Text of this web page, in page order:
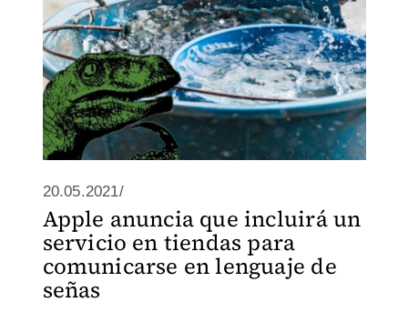
20.05.2021/
Apple anuncia que incluirá un
servicio en tiendas para
comunicarse en lenguaje de
señas